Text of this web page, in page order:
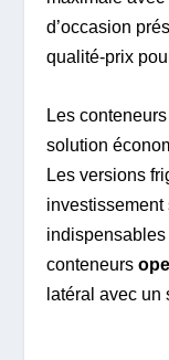
d’occasion
qualité-prix
Les
solution
Les versions
investissement
conteneurs
latéral avec un